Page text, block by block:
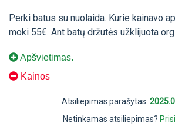
Perki batus su nuolaida. Kurie kainavo
moki 55€. Ant batų držutės užklijuota
Apšvietimas.
Kainos
Atsiliepimas parašytas:
Netinkamas atsiliepimas?